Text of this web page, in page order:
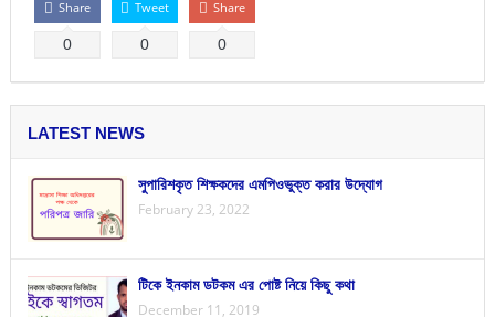
Share
0
Tweet
0
Share
0
LATEST NEWS
সুপারিশকৃত শিক্ষকদের এমপিওভুক্ত করার উদ্যোগ
February 23, 2022
টিকে ইনকাম ডটকম এর পোষ্ট নিয়ে কিছু কথা
December 11, 2019